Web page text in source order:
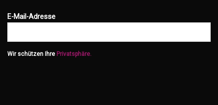
E-Mail-Adresse
Wir schützen Ihre Privatsphäre.